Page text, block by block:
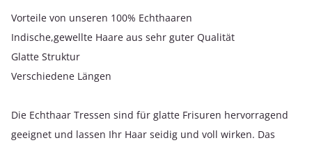
Vorteile von unseren 100% Echthaaren
Indische,gewellte Haare aus sehr guter Qualität
Glatte Struktur
Verschiedene Längen
Die Echthaar Tressen sind für glatte Frisuren hervorragend
geeignet und lassen Ihr Haar seidig und voll wirken. Das